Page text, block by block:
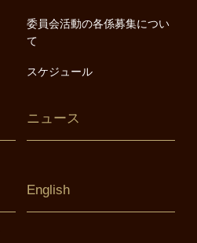
委員会活動の各係募集につい
て
スケジュール
ニュース
English